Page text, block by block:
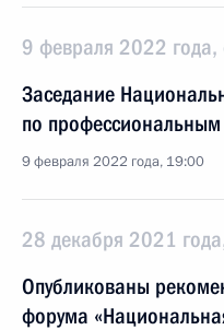
9 февраля 2022 года,
Заседание
по
9 февраля 2022 года, 19:00
28 декабря 2021
Опубликованы
форума